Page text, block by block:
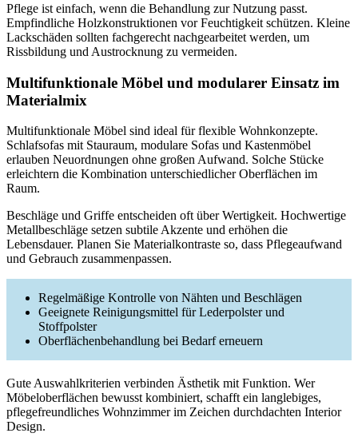
Pflege ist einfach, wenn die Behandlung zur Nutzung passt.
Empfindliche Holzkonstruktionen vor Feuchtigkeit schützen. Kleine
Lackschäden sollten fachgerecht nachgearbeitet werden, um
Rissbildung und Austrocknung zu vermeiden.
Multifunktionale Möbel und modularer Einsatz im
Materialmix
Multifunktionale Möbel sind ideal für flexible Wohnkonzepte.
Schlafsofas mit Stauraum, modulare Sofas und Kastenmöbel
erlauben Neuordnungen ohne großen Aufwand. Solche Stücke
erleichtern die Kombination unterschiedlicher Oberflächen im
Raum.
Beschläge und Griffe entscheiden oft über Wertigkeit. Hochwertige
Metallbeschläge setzen subtile Akzente und erhöhen die
Lebensdauer. Planen Sie Materialkontraste so, dass Pflegeaufwand
und Gebrauch zusammenpassen.
Regelmäßige Kontrolle von Nähten und Beschlägen
Geeignete Reinigungsmittel für Lederpolster und
Stoffpolster
Oberflächenbehandlung bei Bedarf erneuern
Gute Auswahlkriterien verbinden Ästhetik mit Funktion. Wer
Möbeloberflächen bewusst kombiniert, schafft ein langlebiges,
pflegefreundliches Wohnzimmer im Zeichen durchdachten Interior
Design.